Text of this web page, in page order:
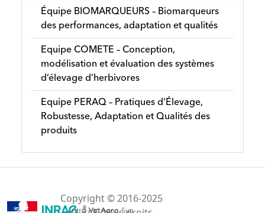
Équipe BIOMARQUEURS – Biomarqueurs
des performances, adaptation et qualités
Equipe COMETE – Conception,
modélisation et évaluation des systèmes
d’élevage d’herbivores
Equipe PERAQ – Pratiques d’Élevage,
Robustesse, Adaptation et Qualités des
produits
Copyright © 2016-2025